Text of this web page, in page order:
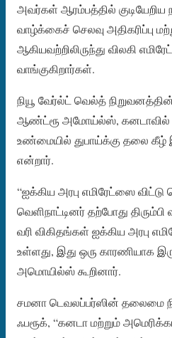
அவர்கள் ஆரம்பத்தில் குடியேறிய
வாழ்க்கைச் செலவு அதிகரிப்பு
ஆகியவற்றிலிருந்து விலகி
வாங்குகிறார்கள்.
நியூ வேர்ல்ட் வெல்த்
ஆண்ட்ரூ அமோய்ல்ஸ், கனடாவில்
உண்மையில் துபாய்க்கு தலை கீழ்
என்றார்.
“ஐக்கிய அரபு எமிரேட்ஸை
வெளிநாட்டினர் தற்போது
வரி விகிதங்கள் ஐக்கிய அரபு
உள்ளது, இது ஒரு காரணியாக
அமொயில்ஸ் கூறினார்.
சமனா டெவலப்பர்ஸின் தலைமை
ஃபரூக், “கனடா மற்றும்